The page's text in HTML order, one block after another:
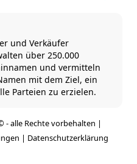
und Verkäufer
über 250.000
und vermitteln
mit dem Ziel, ein
Parteien zu erzielen.
alle Rechte vorbehalten |
| Datenschutzerklärung